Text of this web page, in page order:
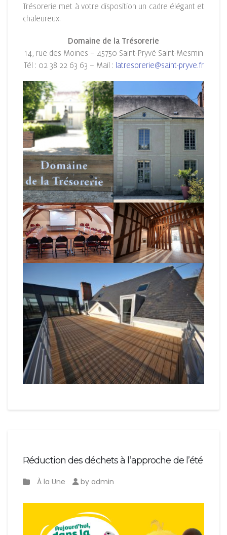
Trésorerie met à votre disposition un cadre élégant et
chaleureux.
Domaine de la Trésorerie
14, rue des Moines – 45750 Saint-Pryvé Saint-Mesmin
Tél : 02 38 22 63 63 – Mail : latresorerie@saint-pryve.fr
Réduction des déchets à l’approche de l’été
À la Une by admin